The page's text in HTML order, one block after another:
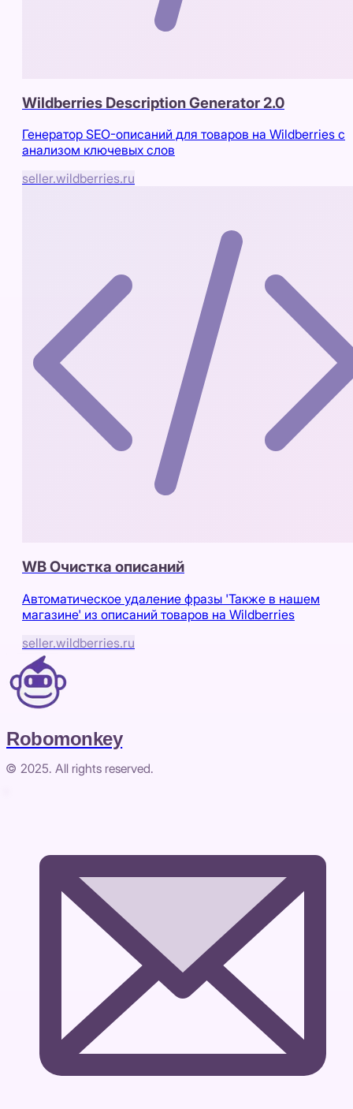
Wildberries Description Generator 2.0
Генератор SEO-описаний для товаров на Wildberries с
анализом ключевых слов
seller.wildberries.ru
WB Очистка описаний
Автоматическое удаление фразы 'Также в нашем
магазине' из описаний товаров на Wildberries
seller.wildberries.ru
Robomonkey
© 2025. All rights reserved.